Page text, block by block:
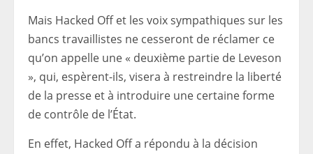
Mais Hacked Off et les voix sympathiques sur les
bancs travaillistes ne cesseront de réclamer ce
qu’on appelle une « deuxième partie de Leveson
», qui, espèrent-ils, visera à restreindre la liberté
de la presse et à introduire une certaine forme
de contrôle de l’État.
En effet, Hacked Off a répondu à la décision